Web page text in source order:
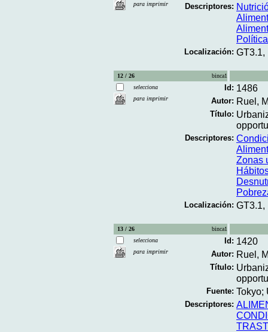
para imprimir
Descriptores:
Localización: GT3.1,
12 / 26
binca1
selecciona
para imprimir
Id: 1486
Autor: Ruel,
Título:
Descriptores:
Zonas
Localización: GT3.1,
13 / 26
binca1
selecciona
para imprimir
Id: 1420
Autor: Ruel,
Título:
Fuente: Tokyo;
Descriptores: